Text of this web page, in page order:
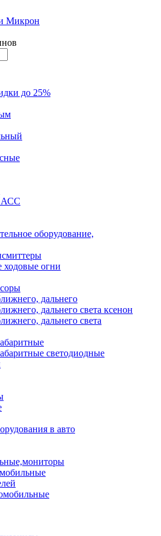
до 25%
оборудование,
огни
дальнего
дальнего света ксенон
дальнего света
светодиодные
в авто